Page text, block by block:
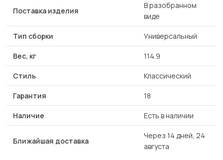
Поставка изделия
В разобранном
виде
Тип сборки Универсальный
Вес, кг 114.9
Стиль Классический
Гарантия 18
Наличие Есть в наличии
Ближайшая доставка
Через 14 дней, 24
августа